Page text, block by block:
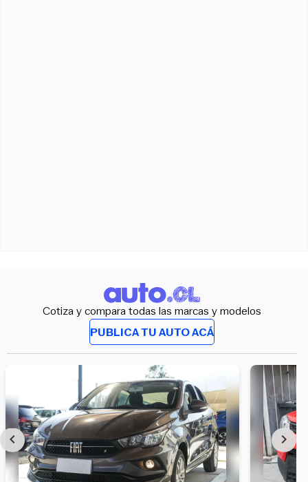
Cotiza y compara todas las marcas y modelos
PUBLICA TU AUTO ACÁ